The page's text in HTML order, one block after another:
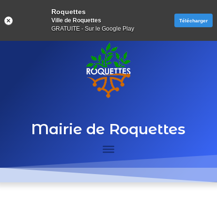
Mairie de Roquettes
Roquettes
Ville de Roquettes
GRATUITE - Sur le Google Play
Télécharger